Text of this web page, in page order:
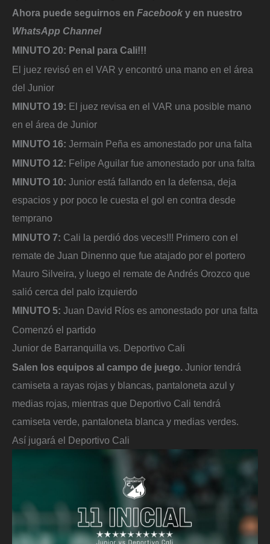
Ahora puede seguirnos en Facebook y en nuestro
WhatsApp Channel
MINUTO 20: Penal para Cali!!!
El juez revisó en el VAR y encontró una mano en el área
del Junior
MINUTO 19: El juez revisa en el VAR una posible mano
en el área de Junior
MINUTO 16: Jermain Peña es amonestado por una falta
MINUTO 12: Felipe Aguilar fue amonestado por una falta
MINUTO 10: Junior está fallando en la defensa, deja
espacios y por poco le cuesta el gol en contra desde
temprano
MINUTO 7: Cali la perdió dos veces!!! Primero con el
remate de Juan Dinenno que fue atajado por el portero
Mauro Silveira, y luego el remate de Andrés Orozco que
salió cerca del palo izquierdo
MINUTO 5: Juan David Ríos es amonestado por una falta
Comenzó el partido
Junior de Barranquilla vs. Deportivo Cali
Salen los equipos al campo de juego. Junior tendrá
camiseta a rayas rojas y blancas, pantaloneta azul y
medias rojas, mientras que Deportivo Cali tendrá
camiseta verde, pantaloneta blanca y medias verdes.
Así jugará el Deportivo Cali